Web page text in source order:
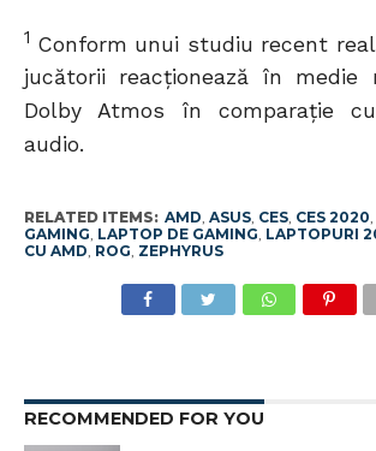
1 Conform unui studiu recent
jucătorii reacționează în medie
Dolby Atmos în comparație
audio.
RELATED ITEMS: AMD, ASUS, CES, CES 2020,
GAMING, LAPTOP DE GAMING, LAPTOPURI
CU AMD, ROG, ZEPHYRUS
RECOMMENDED FOR YOU